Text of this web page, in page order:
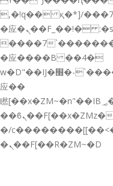
,�!q�� қ�*]/���؝�2��7�SMc�s"���ޭ�DQ/
�应�ܢ��F_��!� :�s"��
����7
�应����B ��4�
w�D"��IJ�׭�-`������S��9�Dr�ji��EJ߅��gJ�
应��
矁[��x�ZM~�n"��IB؃��!'����Тѕ��+��(m��IK�ʭ�/|
��ϐܢ��F[��x�ZMz�G�� %嬩
�/
�ܢ��F[��R�ZM~�D
CURSOS GRATIS
SERVICIOS
PLATAFORMA
PREPARACIÓN
GESTIÓN DE
NOTICIAS